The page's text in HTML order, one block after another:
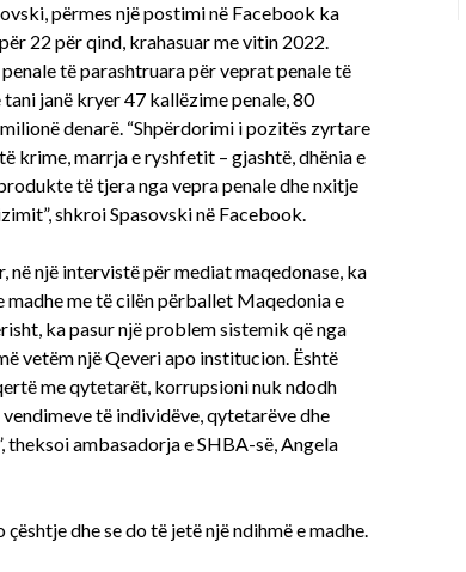
përmes një postimi në Facebook ka
22 për qind, krahasuar me vitin 2022.
të parashtruara për veprat penale të
janë kryer 47 kallëzime penale, 80
denarë. “Shpërdorimi i pozitës zyrtare
krime, marrja e ryshfetit – gjashtë, dhënia e
të tjera nga vepra penale dhe nxitje
shkroi Spasovski në Facebook.
në një intervistë për mediat maqedonase, ka
madhe me të cilën përballet Maqedonia e
ka pasur një problem sistemik që nga
vetëm një Qeveri apo institucion. Është
me qytetarët, korrupsioni nuk ndodh
të individëve, qytetarëve dhe
theksoi ambasadorja e SHBA-së, Angela
dhe se do të jetë një ndihmë e madhe.